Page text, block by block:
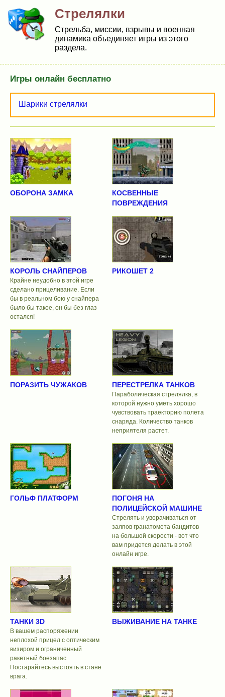
Стрелялки
Стрельба, миссии, взрывы и военная
динамика объединяет игры из этого
раздела.
Игры онлайн бесплатно
Шарики стрелялки
ОБОРОНА ЗАМКА
КОСВЕННЫЕ
ПОВРЕЖДЕНИЯ
КОРОЛЬ СНАЙПЕРОВ
Крайне неудобно в этой игре
сделано прицеливание. Если
бы в реальном бою у снайпера
было бы такое, он бы без глаз
остался!
РИКОШЕТ 2
ПОРАЗИТЬ ЧУЖАКОВ ПЕРЕСТРЕЛКА ТАНКОВ
Параболическая стрелялка, в
которой нужно уметь хорошо
чувствовать траекторию полета
снаряда. Количество танков
неприятеля растет.
ГОЛЬФ ПЛАТФОРМ
ПОГОНЯ НА
ПОЛИЦЕЙСКОЙ МАШИНЕ
Стрелять и уворачиваться от
залпов гранатомета бандитов
на большой скорости - вот что
вам придется делать в этой
онлайн игре.
ТАНКИ 3D
В вашем распоряжении
неплохой прицел с оптическим
визиром и ограниченный
ракетный боезапас.
Постарайтесь выстоять в стане
врага.
ВЫЖИВАНИЕ НА ТАНКЕ